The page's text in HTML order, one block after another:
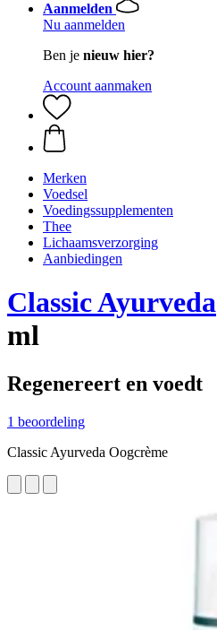
Aanmelden
Nu aanmelden
Ben je nieuw hier?
Account aanmaken
Merken
Voedsel
Voedingssupplementen
Thee
Lichaamsverzorging
Aanbiedingen
Classic Ayurveda
ml
Regenereert en voedt
1 beoordeling
Classic Ayurveda Oogcrème